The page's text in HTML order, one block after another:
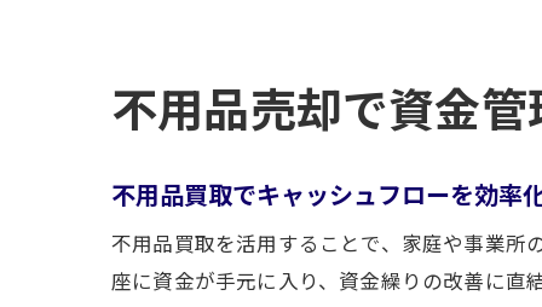
不用品売却で資金
不用品買取でキャッシュフローを効率
不用品買取を活用することで、家庭や事業所
座に資金が手元に入り、資金繰りの改善に直